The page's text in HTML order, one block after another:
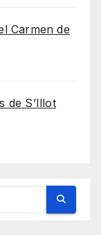
Carmen de
de S’Illot